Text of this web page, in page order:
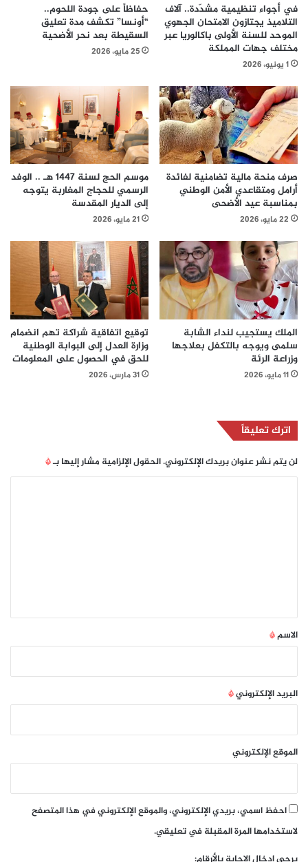
في أجواء تنظيمية مشدّدة.. آلاف
التلاميذ يجتازون الامتحان الجهوي
الموحد للسنة الأولى باكالوريا عبر
مختلف جهات المملكة
1 يونيو، 2026
حفاظاً على جودة اللحوم..
“أونسا” تكشف مدة تعليق
السقيطة بعد نحر الأضحية
25 مايو، 2026
صرف منحة مالية تضامنية لفائدة
أرامل ومتقاعدي الأمن الوطني
بمناسبة عيد الأضحى
22 مايو، 2026
موسم الحج لسنة 1447 هـ .. الوفد
الرسمي للحجاج المغاربة يتوجه
إلى الديار المقدسة
21 مايو، 2026
الملك يستجيب لنداء الشابة
سلمى ويوجه بالتكفل بعلاجها
وزراعة الرئة
11 مايو، 2026
توقيع اتفاقية شراكة تهم انضمام
وزارة العدل إلى البوابة الوطنية
للحق في الحصول على المعلومات
31 مارس، 2026
اترك تعليقاً
لن يتم نشر عنوان بريدك الإلكتروني.الحقول الإلزامية مشار إليها بـ*
*
الاسم*
البريد الإلكتروني*
الموقع الإلكتروني
احفظ اسمي، بريدي الإلكتروني، والموقع الإلكتروني في هذا المتصفح
لاستخدامها المرة المقبلة في تعليقي.
يرجى إدخال الإجابة بالأرقام: